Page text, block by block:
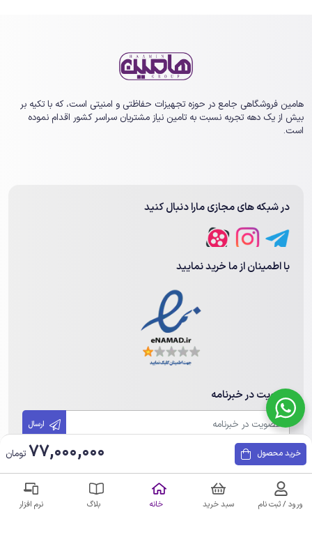
هامین فروشگاهی جامع در حوزه تجهیزات حفاظتی و امنیتی است، که با تکیه بر
بیش از یک ‏دهه تجربه نسبت به تامین نیاز مشتریان سراسر کشور اقدام نموده
است.
در شبکه های مجازی مارا دنبال کنید
با اطمینان از ما خرید نمایید
عضویت در خبرنامه
تمامی حقوق مادی و معنوی این سایت متعلق به مهندسی هوشمند هامین
می باشد. هرگونه کپی برداری پیگرد قانونی دارد.
خرید محصول 77,000,000 تومان
ورود / ثبت نام سبد خرید خانه بلاگ نرم افزار